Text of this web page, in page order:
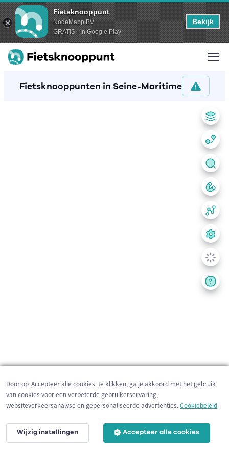
Fietsknooppunt
NodeMapp BV
GRATIS - In Google Play
Bekijk
Fietsknooppunten in Seine-Maritime
20 km
Door op 'Accepteer alle cookies' te klikken, ga je akkoord met het gebruik
van cookies voor een verbeterde gebruikerservaring,
websiteverkeersanalyse en gepersonaliseerde advertenties.Cookiebeleid
Wijzig instellingen Accepteer alle cookies